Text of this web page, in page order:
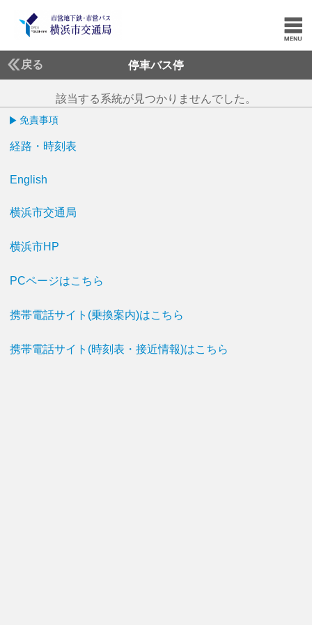
戻る 停車バス停
該当する系統が見つかりませんでした。
免責事項
経路・時刻表
English
横浜市交通局
横浜市HP
PCページはこちら
携帯電話サイト(乗換案内)はこちら
携帯電話サイト(時刻表・接近情報)はこちら